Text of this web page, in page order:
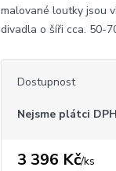
malované loutky jsou
divadla o šíři cca. 50-
Dostupnost
Nejsme plátci DPH
3 396 Kč/ks